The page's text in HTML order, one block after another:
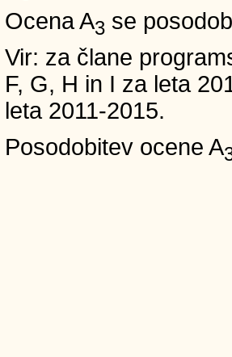
Ocena A3 se
Vir: za člane
F, G, H in I za leta
leta 2011-2015.
Posodobitev ocene A